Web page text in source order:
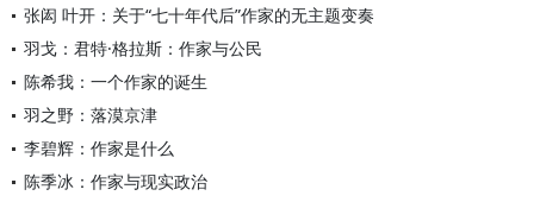
张闳 叶开：关于“七十年代后”作家的无主题变奏
羽戈：君特·格拉斯：作家与公民
陈希我：一个作家的诞生
羽之野：落漠京津
李碧辉：作家是什么
陈季冰：作家与现实政治